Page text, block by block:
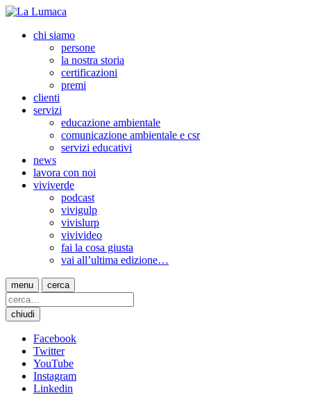
chi siamo
persone
la nostra storia
certificazioni
premi
clienti
servizi
educazione ambientale
comunicazione ambientale e csr
servizi educativi
news
lavora con noi
viviverde
podcast
vivigulp
vivislurp
vivivideo
fai la cosa giusta
vai all’ultima edizione…
menu cerca
chiudi
Facebook
Twitter
YouTube
Instagram
Linkedin